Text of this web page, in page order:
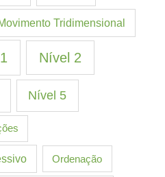
Tridimensional
Nível 2
Nível 5
Ordenação